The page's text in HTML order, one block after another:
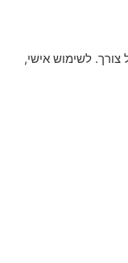
לשימוש אישי,